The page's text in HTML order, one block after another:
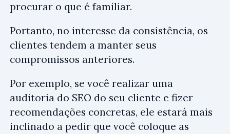
procurar o que é familiar.
Portanto, no interesse da consistência, os
clientes tendem a manter seus
compromissos anteriores.
Por exemplo, se você realizar uma
auditoria do SEO do seu cliente e fizer
recomendações concretas, ele estará mais
inclinado a pedir que você coloque as